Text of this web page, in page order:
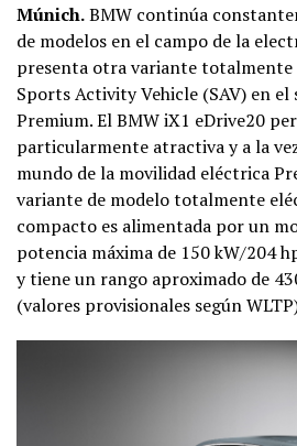
Múnich.BMW continúa
de modelos en el campo de la
presenta otra variante totalmente
Sports Activity Vehicle (SAV) en
Premium. El BMW iX1 eDrive20
particularmente atractiva y a la
mundo de la movilidad eléctrica
variante de modelo totalmente
compacto es alimentada por un
potencia máxima de 150 kW/204
y tiene un rango aproximado de
(valores provisionales según